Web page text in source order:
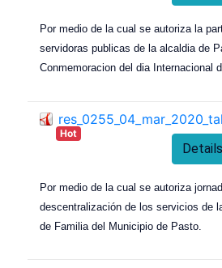
Por medio de la cual se autoriza la
servidoras publicas de la alcaldia de
Conmemoracion del dia Internacional
Hot
Details
Por medio de la cual se autoriza
descentralización de los servicios de
de Familia del Municipio de Pasto.